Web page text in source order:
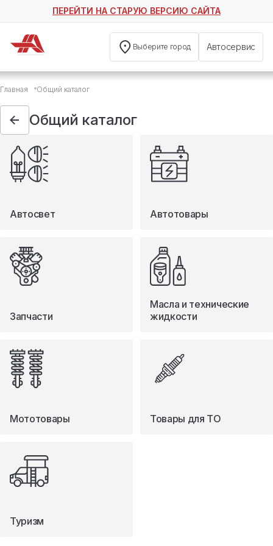
ПЕРЕЙТИ НА СТАРУЮ ВЕРСИЮ САЙТА
Выберите город Автосервис
Общий каталог
Автосвет
Автотовары
Запчасти
Масла и технические жидкости
Мототовары
Туризм
Главная Общий каталог
Общий каталог
Автосвет Автотовары
Запчасти
Масла и технические
жидкости
Мототовары Товары для ТО
Туризм